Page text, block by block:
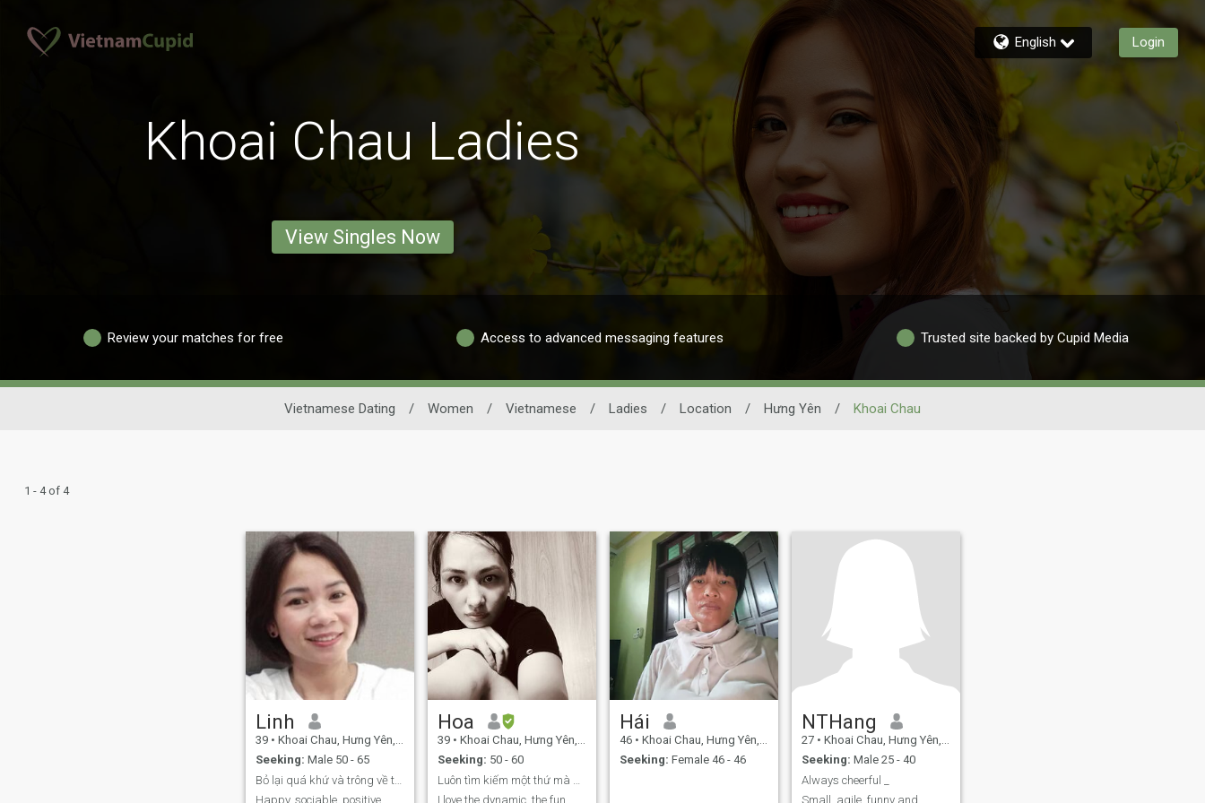
English Login
Khoai Chau Ladies
View Singles Now
Review your matches for free Access to advanced messaging features Trusted site backed by Cupid Media
Vietnamese Dating / Women / Vietnamese / Ladies / Location / Hưng Yên / Khoai Chau
1 - 4 of 4
Linh
39 • Khoai Chau, Hưng Yên, Vietnam
Seeking: Male 50 - 65
Bỏ lại quá khứ và trông về tương lai.
Happy, sociable, positive.
Hoa
39 • Khoai Chau, Hưng Yên, Vietnam
Seeking: 50 - 60
I love the dynamic, the fun
Hái
46 • Khoai Chau, Hưng Yên, Vietnam
Seeking: Female 46 - 46
NTHang
27 • Khoai Chau, Hưng Yên, Vietnam
Seeking: Male 25 - 40
Always cheerful _
Small, agile, funny and